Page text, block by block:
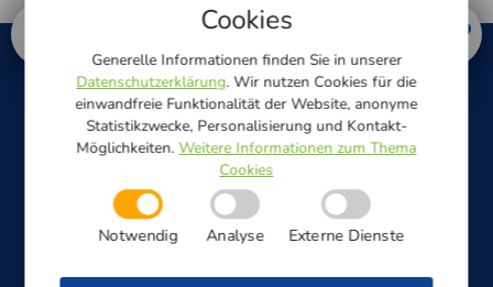
STÖRUNGSANNAHME 24H
Cookies
Generelle Informationen finden Sie in unserer
Datenschutzerklärung. Wir nutzen Cookies für die
einwandfreie Funktionalität der Website, anonyme
Statistikzwecke, Personalisierung und Kontakt-
Möglichkeiten.Weitere Informationen zum Thema
Cookies
Notwendig Analyse Externe Dienste